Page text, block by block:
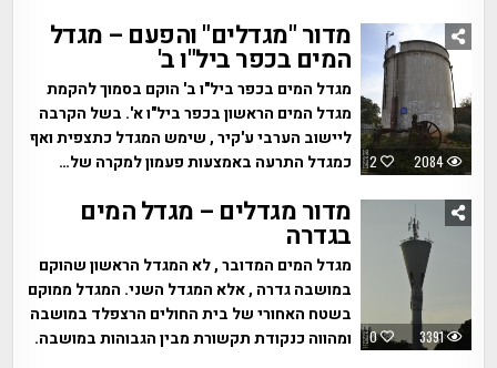
2 2084
מדור "מגדלים" והפעם – מגדל
המים בכפר ביל"ו ב'
מגדל המים בכפר ביל"ו ב' הוקם בסמוך להקמת
מגדל המים הראשון בכפר ביל"ו א'. בשל הקרבה
ליישוב הערבי ע'קיר , שימש המגדל כתצפית ואף
כמגדל התרעה באמצעות פעמון למקרה של…
0 3391
מדור מגדלים – מגדל המים
בגדרה
מגדל המים המדובר , לא המגדל הראשון שהוקם
במושבה גדרה , אלא המגדל השני. המגדל ממוקם
בשטח האחורי של בית החולים הרצפלד במושבה
ומהווה כנקודת תקשורת מבין הגבוהות במושבה.